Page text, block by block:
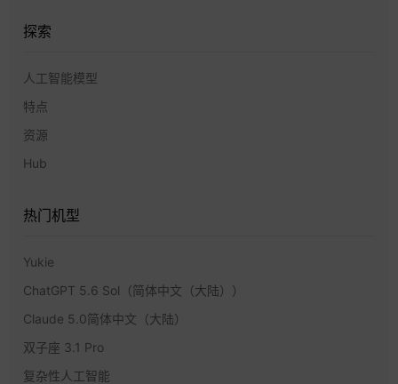
探索
人工智能模型
特点
资源
Hub
热门机型
Yukie
ChatGPT 5.6 Sol（简体中文（大陆））
Claude 5.0简体中文（大陆）
双子座 3.1 Pro
复杂性人工智能